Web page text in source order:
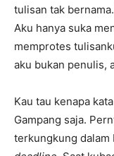
tulisan tak
Aku hanya suka
memprotes
aku bukan penulis,
Kau tau kenapa
Gampang saja.
terkungkung dalam